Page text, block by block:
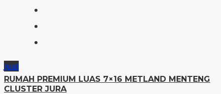
Jual
RUMAH PREMIUM LUAS 7×16 METLAND MENTENG
CLUSTER JURA